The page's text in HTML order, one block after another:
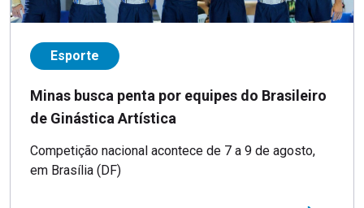
Esporte
Minas busca penta por equipes do Brasileiro
de Ginástica Artística
Competição nacional acontece de 7 a 9 de agosto,
em Brasília (DF)